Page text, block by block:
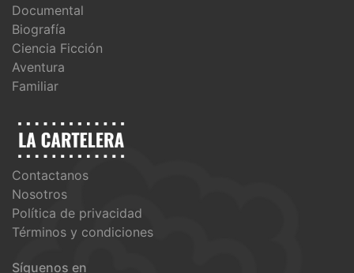
Documental
Biografía
Ciencia Ficción
Aventura
Familiar
Contactanos
Nosotros
Política de privacidad
Términos y condiciones
Síguenos en